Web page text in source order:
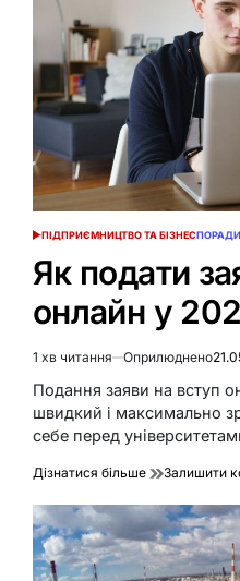
ОПУБЛІКУВАТИ
ПІДПРИЄМНИЦТВО ТА БІЗНЕС
Як подати
онлайн у
Орієнтовний
час
читання
1 хв читання Оприлюднено
Подання заяви на вступ
швидкий і максимально
себе перед
Дізнатися більше Залишити